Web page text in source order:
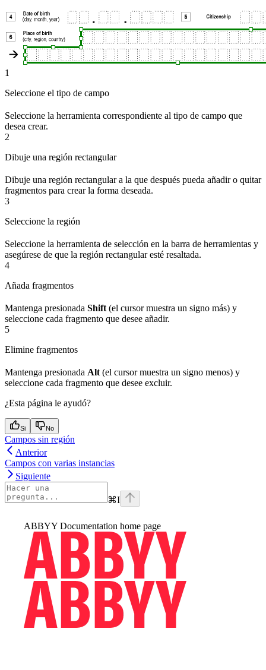
1
Seleccione el tipo de campo
Seleccione la herramienta correspondiente al tipo de campo que
desea crear.
2
Dibuje una región rectangular
Dibuje una región rectangular a la que después pueda añadir o quitar
fragmentos para crear la forma deseada.
3
Seleccione la región
Seleccione la herramienta de selección en la barra de herramientas y
asegúrese de que la región rectangular esté resaltada.
4
Añada fragmentos
Mantenga presionada Shift (el cursor muestra un signo más) y
seleccione cada fragmento que desee añadir.
5
Elimine fragmentos
Mantenga presionada Alt (el cursor muestra un signo menos) y
seleccione cada fragmento que desee excluir.
¿Esta página le ayudó?
Si No
Campos sin región
Anterior
Campos con varias instancias
Siguiente
⌘I
ABBYY Documentation home page